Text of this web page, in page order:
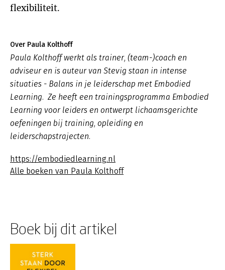
flexibiliteit.
Over Paula Kolthoff
Paula Kolthoff werkt als trainer, (team-)coach en
adviseur en is auteur van Stevig staan in intense
situaties - Balans in je leiderschap met Embodied
Learning. Ze heeft een trainingsprogramma Embodied
Learning voor leiders en ontwerpt lichaamsgerichte
oefeningen bij training, opleiding en
leiderschapstrajecten.
https://embodiedlearning.nl
Alle boeken van Paula Kolthoff
Boek bij dit artikel